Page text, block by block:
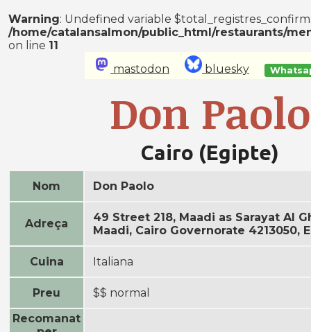
Warning: Undefined variable
/home/catalansalmon/public_html/restaurants/
on line 11
mastodon
bluesky
Don Paolo
Cairo (Egipte)
Nom Don Paolo
Adreça
49 Street 218, Maadi as Sarayat Al
Maadi, Cairo Governorate 4213050,
Cuina Italiana
Preu
$$ normal
Recomanat